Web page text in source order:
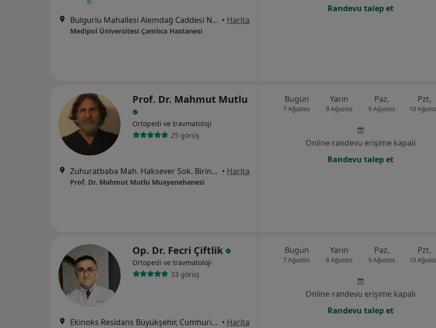
Bulgurlu Mahallesi Alemdağ Caddesi No:100, Üsküdar • Harita
Medipol Üniversitesi Çamlıca Hastanesi
Randevu talep et
Prof. Dr. Mahmut Mutlu
Ortopedi ve travmatoloji
25 görüş
Zuhuratbaba Mah. Haksever Sok. Birinci Yıldız Sitesi 8A Blok Kat 2 D3, İstanbul • Harita
Prof. Dr. Mahmut Mutlu Muayenehanesi
Bugün
7 Ağustos
Yarın
8 Ağustos
Paz,
9 Ağustos
Pzt,
10
Online randevu erişime kapalı
Randevu talep et
Op. Dr. Fecri Çiftlik
Ortopedi ve travmatoloji
33 görüş
Ekinoks Residans Büyükşehir, Cumhuriyet caddesi No:1 Kat :2 Daire :11/98, Beylikdüzü • Harita
Bugün
7 Ağustos
Yarın
8 Ağustos
Paz,
9 Ağustos
Pzt,
10
Online randevu erişime kapalı
Randevu talep et